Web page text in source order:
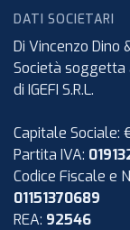
DATI SOCIETARI
Di Vincenzo Dino
Società
di IGEFI S.R.L.
Capitale Sociale:
Partita IVA:
Codice Fiscale e
01151370689
REA: 92546